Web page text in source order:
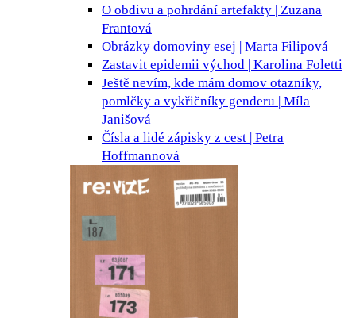
O obdivu a pohrdání artefakty | Zuzana
Frantová
Obrázky domoviny esej | Marta Filipová
Zastavit epidemii východ | Karolina Foletti
Ještě nevím, kde mám domov otazníky,
pomlčky a vykřičníky genderu | Míla
Janišová
Čísla a lidé zápisky z cest | Petra
Hoffmannová